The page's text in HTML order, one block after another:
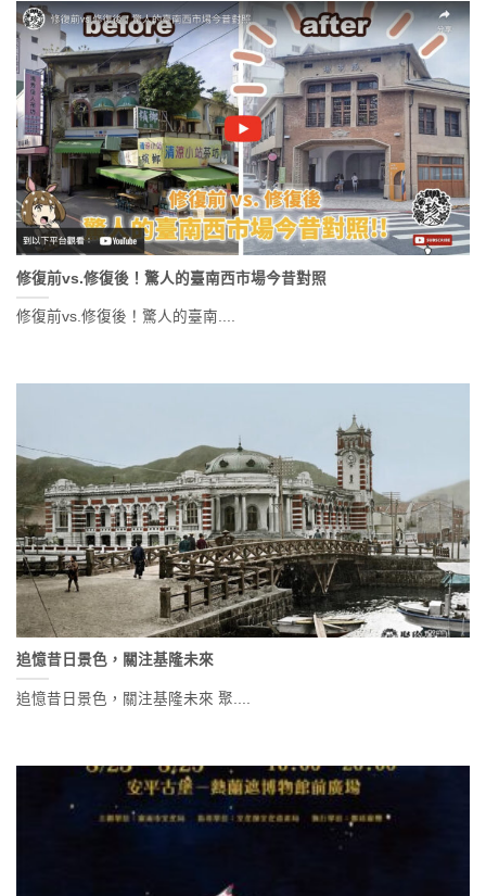
修復前vs.修復後！驚人的臺南西市場今昔對照
修復前vs.修復後！驚人的臺南....
追憶昔日景色，關注基隆未來
追憶昔日景色，關注基隆未來 聚....